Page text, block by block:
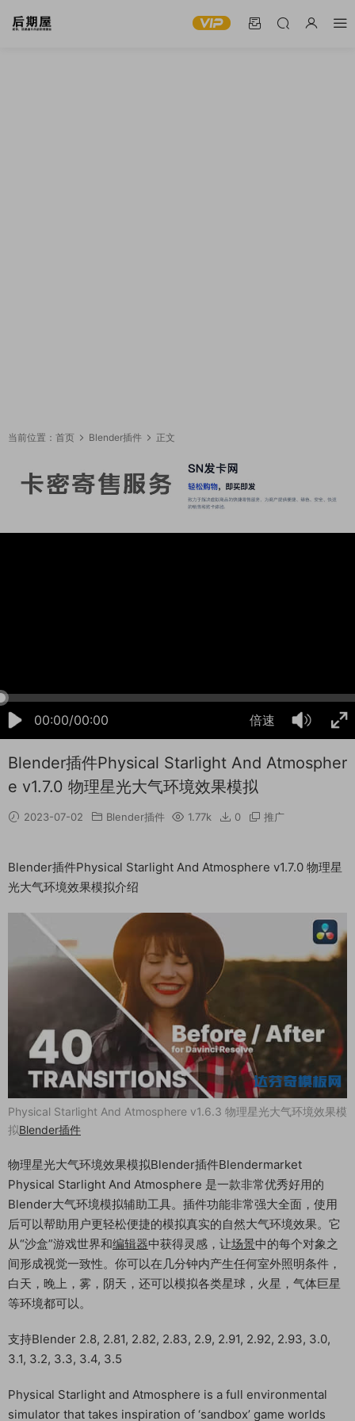
当前位置： 首页 Blender插件 正文
00:00/00:00 倍速
Blender插件Physical Starlight And Atmospher
e v1.7.0 物理星光大气环境效果模拟
2023-07-02 Blender插件 1.77k 0 推广
Blender插件Physical Starlight And Atmosphere v1.7.0 物理星
光大气环境效果模拟介绍
Physical Starlight And Atmosphere v1.6.3 物理星光大气环境效果模
拟Blender插件
物理星光大气环境效果模拟Blender插件Blendermarket
Physical Starlight And Atmosphere 是一款非常优秀好用的
Blender大气环境模拟辅助工具。插件功能非常强大全面，使用
后可以帮助用户更轻松便捷的模拟真实的自然大气环境效果。它
从“沙盒”游戏世界和编辑器中获得灵感，让场景中的每个对象之
间形成视觉一致性。你可以在几分钟内产生任何室外照明条件，
白天，晚上，雾，阴天，还可以模拟各类星球，火星，气体巨星
等环境都可以。
支持Blender 2.8, 2.81, 2.82, 2.83, 2.9, 2.91, 2.92, 2.93, 3.0,
3.1, 3.2, 3.3, 3.4, 3.5
Physical Starlight and Atmosphere is a full environmental
simulator that takes inspiration of ‘sandbox’ game worlds